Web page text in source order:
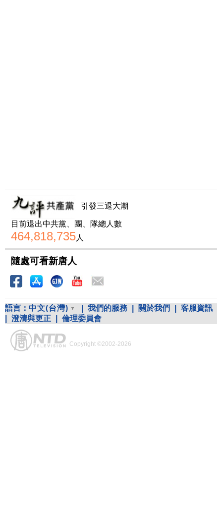
引發三退大潮
目前退出中共黨、團、隊總人數
464,818,735人
隨處可看新唐人
語言： 中文(台灣) 我們的服務 關於我們
客服資訊
澄清與更正 倫理委員會
Copyright ©2002-2026